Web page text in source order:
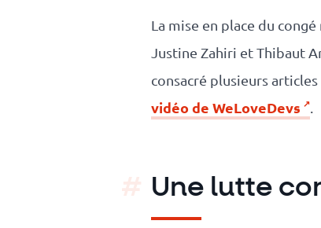
La mise en place du
Justine Zahiri et Thibaut
consacré plusieurs
vidéo de WeLoveDevs
Une lutte